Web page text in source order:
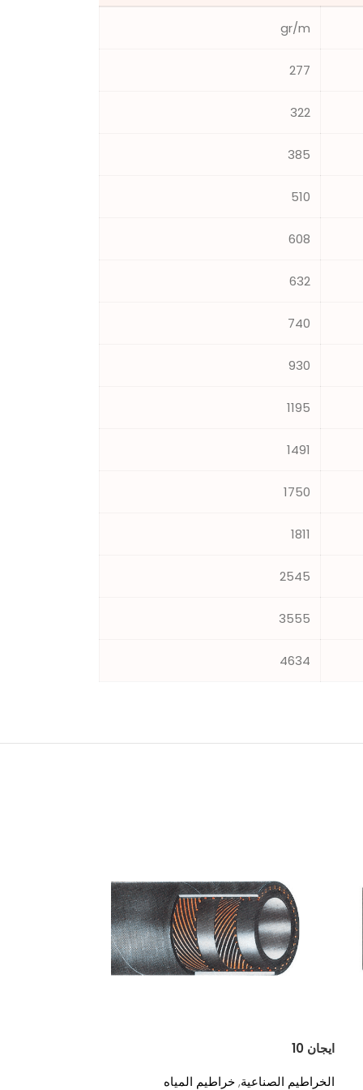
gr/m
277
322
385
510
608
632
740
930
1195
1491
1750
1811
2545
3555
4634
ايجان 10
الخراطيم الصناعية, خراطيم المياه